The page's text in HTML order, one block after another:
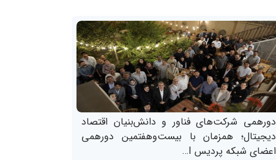
دورهمی شرکت‌های فناور و دانش‌بنیان اقتصاد
دیجیتال؛ همزمان با بیست‌وهفتمین دورهمی
اعضای شبکه پردیس I…